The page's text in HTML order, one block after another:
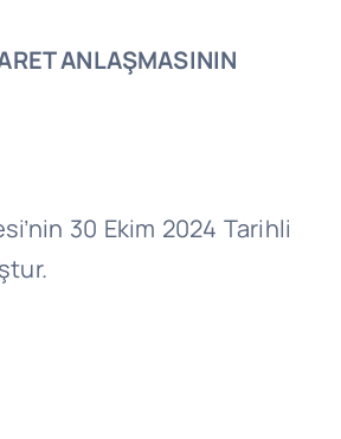
ANLAŞMASININ
30 Ekim 2024 Tarihli